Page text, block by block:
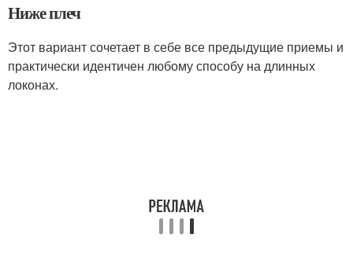
Ниже плеч
Этот вариант сочетает в себе все предыдущие приемы и
практически идентичен любому способу на длинных
локонах.